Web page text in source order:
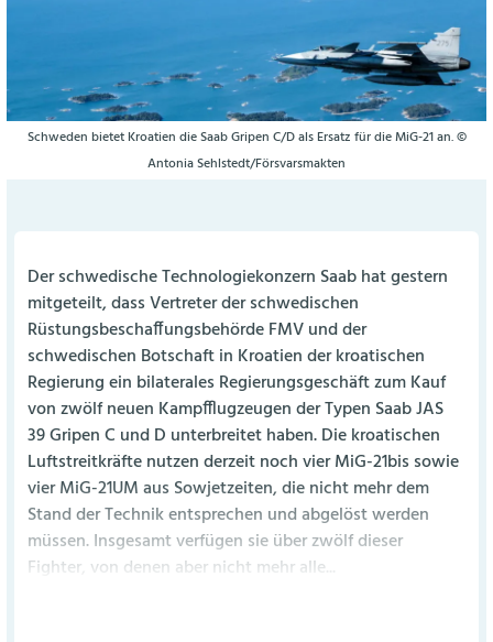
Schweden bietet Kroatien die Saab Gripen C/D als Ersatz für die MiG-21 an. ©
Antonia Sehlstedt/Försvarsmakten
Der schwedische Technologiekonzern Saab hat gestern
mitgeteilt, dass Vertreter der schwedischen
Rüstungsbeschaffungsbehörde FMV und der
schwedischen Botschaft in Kroatien der kroatischen
Regierung ein bilaterales Regierungsgeschäft zum Kauf
von zwölf neuen Kampfflugzeugen der Typen Saab JAS
39 Gripen C und D unterbreitet haben. Die kroatischen
Luftstreitkräfte nutzen derzeit noch vier MiG-21bis sowie
vier MiG-21UM aus Sowjetzeiten, die nicht mehr dem
Stand der Technik entsprechen und abgelöst werden
müssen. Insgesamt verfügen sie über zwölf dieser
Fighter, von denen aber nicht mehr alle...